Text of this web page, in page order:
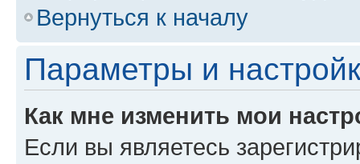
Вернуться к началу
Параметры и
Как мне изменить мои
Если вы являетесь